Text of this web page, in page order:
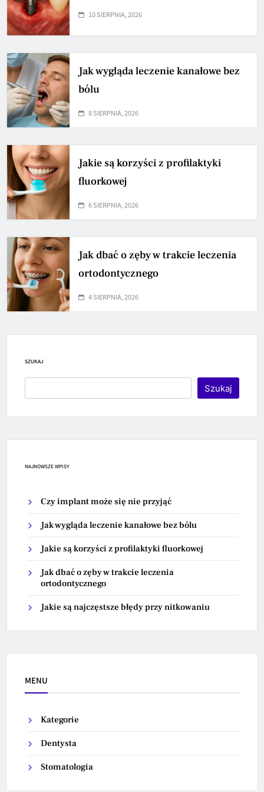
10 SIERPNIA, 2026
Jak wygląda leczenie kanałowe bez
bólu
8 SIERPNIA, 2026
Jakie są korzyści z profilaktyki
fluorkowej
6 SIERPNIA, 2026
Jak dbać o zęby w trakcie leczenia
ortodontycznego
4 SIERPNIA, 2026
SZUKAJ
Szukaj
NAJNOWSZE WPISY
Czy implant może się nie przyjąć
Jak wygląda leczenie kanałowe bez bólu
Jakie są korzyści z profilaktyki fluorkowej
Jak dbać o zęby w trakcie leczenia
ortodontycznego
Jakie są najczęstsze błędy przy nitkowaniu
MENU
Kategorie
Dentysta
Stomatologia